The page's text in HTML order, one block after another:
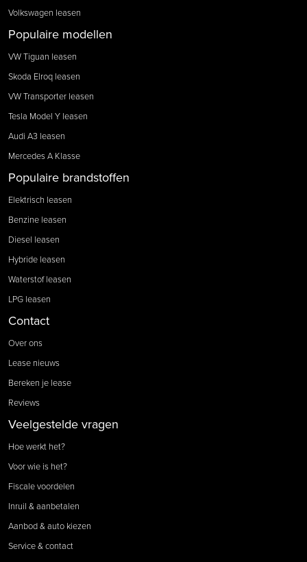
Volkswagen leasen
Populaire modellen
VW Tiguan leasen
Skoda Elroq leasen
VW Transporter leasen
Tesla Model Y leasen
Audi A3 leasen
Mercedes A Klasse
Populaire brandstoffen
Elektrisch leasen
Benzine leasen
Diesel leasen
Hybride leasen
Waterstof leasen
LPG leasen
Contact
Over ons
Lease nieuws
Bereken je lease
Reviews
Veelgestelde vragen
Hoe werkt het?
Voor wie is het?
Fiscale voordelen
Inruil & aanbetalen
Aanbod & auto kiezen
Service & contact